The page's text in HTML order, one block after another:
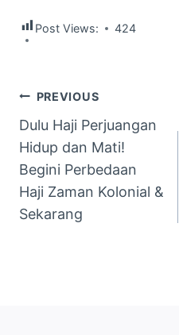
Post Views: 424
Navigasi
pos
PREVIOUS
Dulu Haji Perjuangan
Hidup dan Mati!
Begini Perbedaan
Haji Zaman Kolonial &
Sekarang